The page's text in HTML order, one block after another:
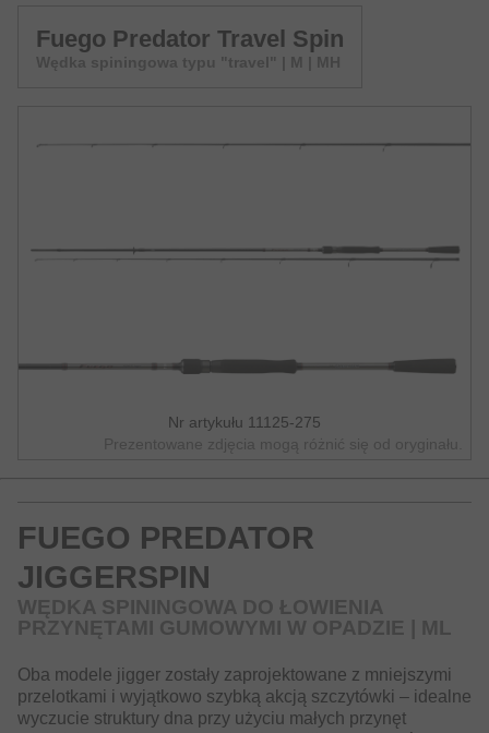
Fuego Predator Travel Spin
Wędka spiningowa typu "travel" | M | MH
Nr artykułu 11125-275
Prezentowane zdjęcia mogą różnić się od oryginału.
FUEGO PREDATOR
JIGGERSPIN
WĘDKA SPININGOWA DO ŁOWIENIA
PRZYNĘTAMI GUMOWYMI W OPADZIE | ML
Oba modele jigger zostały zaprojektowane z mniejszymi
przelotkami i wyjątkowo szybką akcją szczytówki – idealne
wyczucie struktury dna przy użyciu małych przynęt